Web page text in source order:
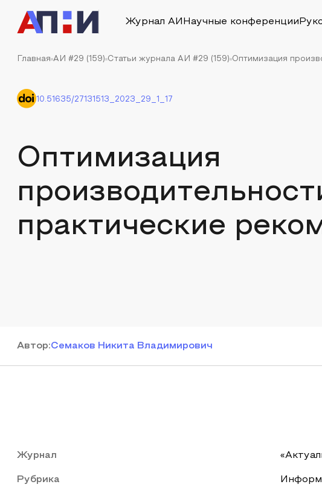
Журнал АИ Научные конференции
Главная АИ #29 (159) Статьи журнала АИ #29 (159) Оптимизация
10.51635/27131513_2023_29_1_17
Оптимизация
практические
Автор:Семаков Никита Владимирович
Журнал
Рубрика